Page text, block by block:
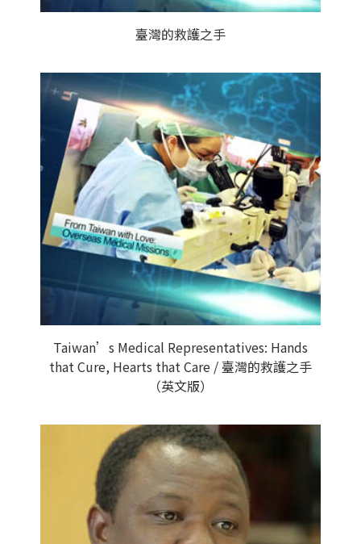
臺灣的救護之手
Taiwan’s Medical Representatives: Hands
that Cure, Hearts that Care / 臺灣的救護之手
（英文版）